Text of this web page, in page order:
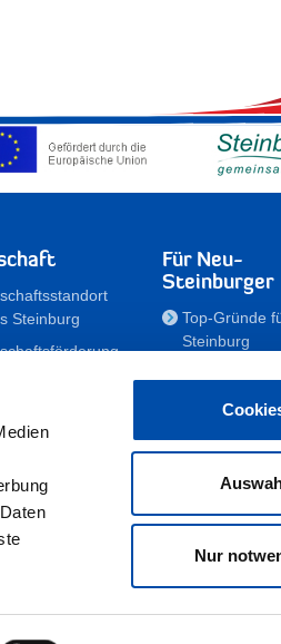
Nur
Steinburg
Daten,
Für Neu-
Steinburger
Top-Gründe
Steinburg
Meine
Erholen